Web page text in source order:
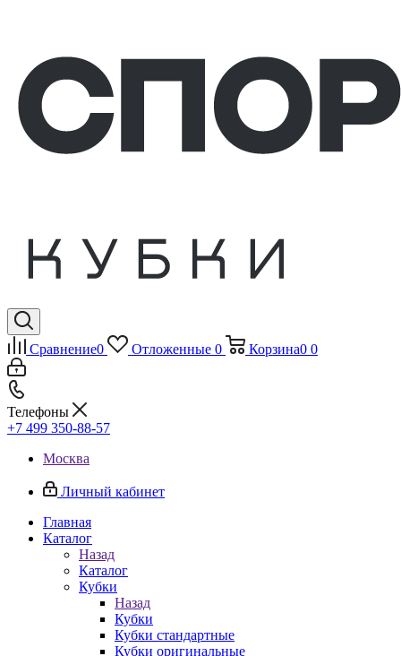
Сравнение0 Отложенные 0 Корзина0 0
Телефоны
+7 499 350-88-57
Москва
Личный кабинет
Главная
Каталог
Назад
Каталог
Кубки
Назад
Кубки
Кубки стандартные
Кубки оригинальные